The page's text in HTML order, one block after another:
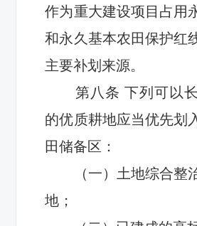
作为重大建设项目占用
和永久基本农田保护红
主要补划 来源。
第 八条 下列可以
的优质耕地应当优先划
田储备区：
（一）土地综合整
地；